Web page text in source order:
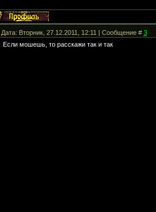
Дата: Вторник, 27.12.2011, 12:11 | Сообщение #3
Если мошешь, то расскажи так и так